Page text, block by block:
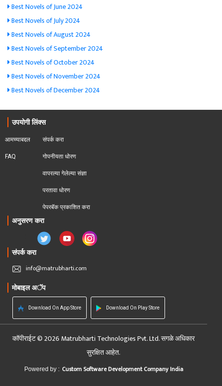
Best Novels of June 2024
Best Novels of July 2024
Best Novels of August 2024
Best Novels of September 2024
Best Novels of October 2024
Best Novels of November 2024
Best Novels of December 2024
उपयोगी लिंक्स
आमच्याबद्दल
FAQ
संपर्क करा
गोपनीयता धोरण
वापरल्या गेलेल्या संज्ञा
परतावा धोरण
पेपरबॅक प्रकाशित करा
अनुसरण करा
संपर्क करा
info@matrubharti.com
मोबाइल अॅप
Download On App Store Download On Play Store
कॉपीराईट © 2026 Matrubharti Technologies Pvt. Ltd. सगळे अधिकार
सुरक्षित आहेत.
Powered by : Custom Software Development Company India